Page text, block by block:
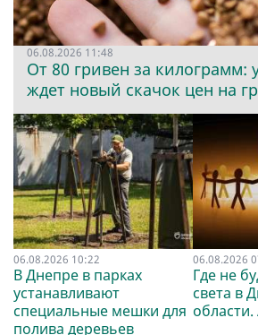
06.08.2026 11:48
От 80 гривен за килограмм:
ждет новый скачок цен на
06.08.2026 10:22
В Днепре в парках
устанавливают
специальные мешки для
полива деревьев
06.08.2026
Где не
света в
области.